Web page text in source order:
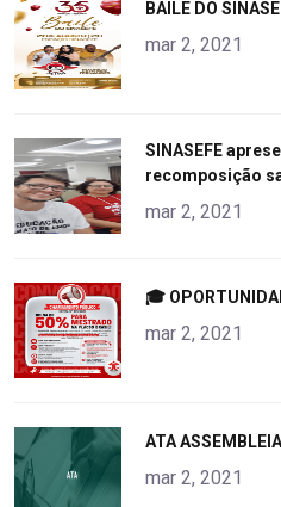
alt="product">
BAILE DO
mar 2, 2021
alt="product">
SINASEFE
recomposição
mar 2, 2021
alt="product">
🎓
mar 2, 2021
alt="product">
ATA
mar 2, 2021